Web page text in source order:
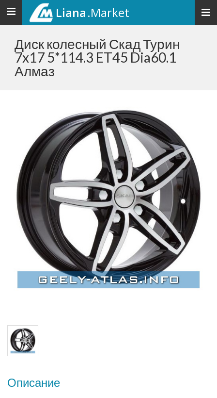
Toggle
navigation
Liana.Market
Диск колесный Скад Турин
7x17 5*114.3 ET45 Dia60.1
Алмаз
Описание